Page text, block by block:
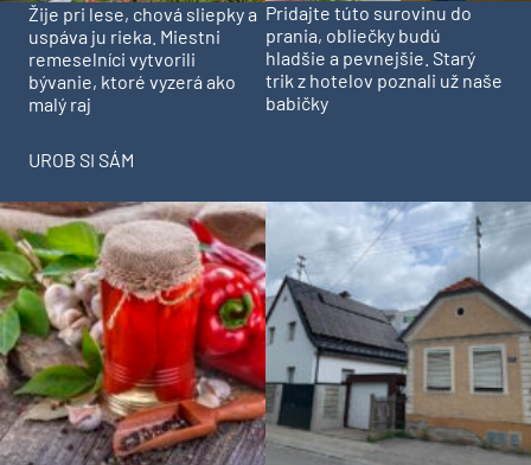
Žije pri lese, chová sliepky a
uspáva ju rieka. Miestni
remeselníci vytvorili
bývanie, ktoré vyzerá ako
malý raj
Pridajte túto surovinu do
prania, obliečky budú
hladšie a pevnejšie. Starý
trik z hotelov poznali už naše
babičky
UROB SI SÁM